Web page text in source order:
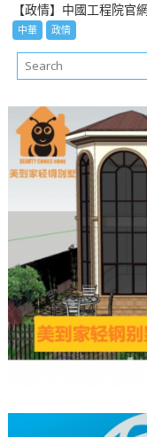
【政情】中國工程院官
中華 政情